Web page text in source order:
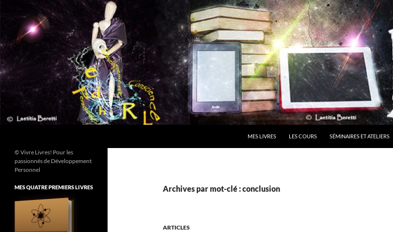
contenu
MES LIVRES LES COURS SÉMINAIRES ET ATELIERS
Archives par mot-clé : conclusion
ARTICLES
© Vivre Livres! Pour les
passionnés de Développement
Personnel
MES QUATRE PREMIERS LIVRES